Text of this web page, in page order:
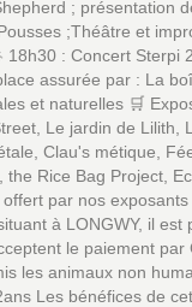
; présentation
;Théâtre et
18h30 : Concert Sterpi
assurée par : La
et naturelles 🛒
Le jardin de Lilith,
Clau's métique,
Rice Bag Project,
par nos
à LONGWY, il
le paiement par
les animaux non
Les bénéfices de